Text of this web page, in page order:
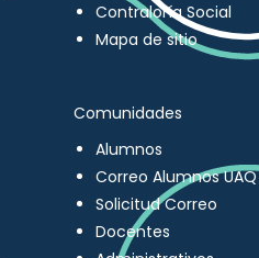
Contraloría Social
Mapa de sitio
Comunidades
Alumnos
Correo Alumnos UAQ
Solicitud Correo
Docentes